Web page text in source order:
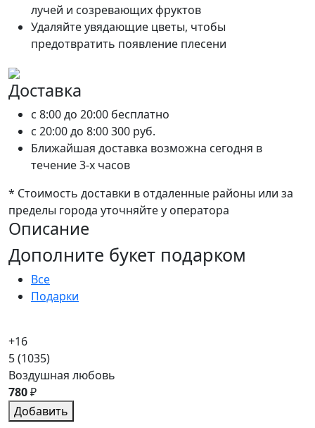
лучей и созревающих фруктов
Удаляйте увядающие цветы, чтобы
предотвратить появление плесени
Доставка
c 8:00 до 20:00 бесплатно
c 20:00 до 8:00300 руб.
Ближайшая доставка возможна сегодня в
течение 3-х часов
* Стоимость доставки в отдаленные районы или за
пределы города уточняйте у оператора
Описание
Дополните букет подарком
Все
Подарки
+16
5(1035)
Воздушная любовь
780₽
Добавить